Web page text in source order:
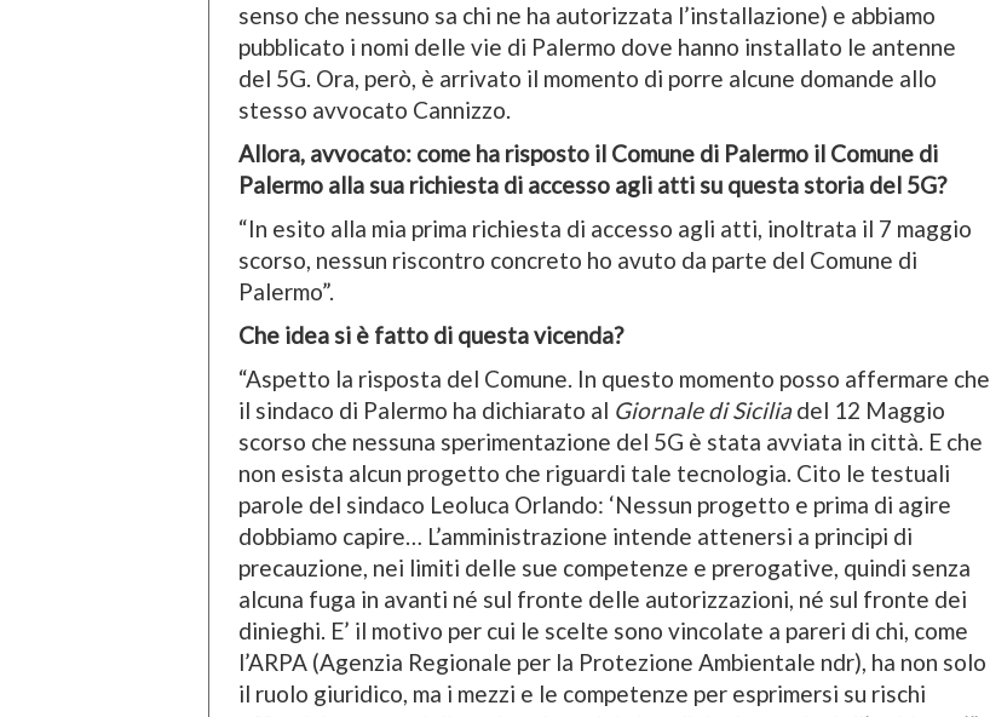
senso che nessuno sa chi ne ha autorizzata l’installazione) e abbiamo
pubblicato i nomi delle vie di Palermo dove hanno installato le antenne
del 5G. Ora, però, è arrivato il momento di porre alcune domande allo
stesso avvocato Cannizzo.
Allora, avvocato: come ha risposto il Comune di Palermo il Comune di
Palermo alla sua richiesta di accesso agli atti su questa storia del 5G?
“In esito alla mia prima richiesta di accesso agli atti, inoltrata il 7 maggio
scorso, nessun riscontro concreto ho avuto da parte del Comune di
Palermo”.
Che idea si è fatto di questa vicenda?
“Aspetto la risposta del Comune. In questo momento posso affermare che
il sindaco di Palermo ha dichiarato al Giornale di Siciliadel 12 Maggio
scorso che nessuna sperimentazione del 5G è stata avviata in città. E che
non esista alcun progetto che riguardi tale tecnologia. Cito le testuali
parole del sindaco Leoluca Orlando: ‘Nessun progetto e prima di agire
dobbiamo capire… L’amministrazione intende attenersi a principi di
precauzione, nei limiti delle sue competenze e prerogative, quindi senza
alcuna fuga in avanti né sul fronte delle autorizzazioni, né sul fronte dei
dinieghi. E’ il motivo per cui le scelte sono vincolate a pareri di chi, come
l’ARPA (Agenzia Regionale per la Protezione Ambientale ndr), ha non solo
il ruolo giuridico, ma i mezzi e le competenze per esprimersi su rischi